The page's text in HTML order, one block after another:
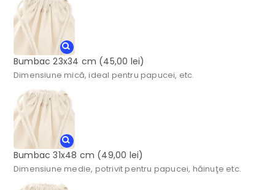
Bumbac 23x34 cm (45,00 lei)
Dimensiune mică, ideal pentru papucei, etc.
Bumbac 31x48 cm (49,00 lei)
Dimensiune medie, potrivit pentru papucei, hăinuţe etc.